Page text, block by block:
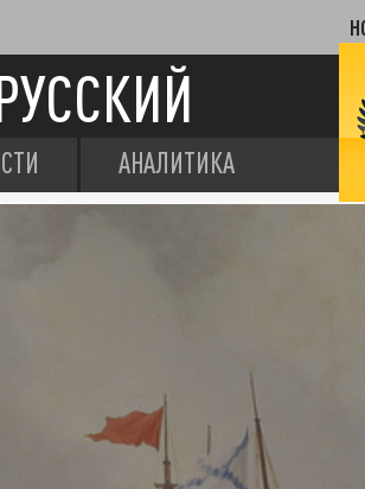
АНАЛИТИКА